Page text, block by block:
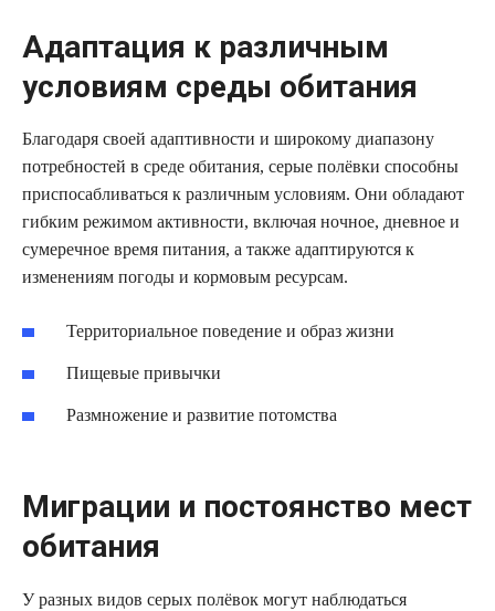
Адаптация к различным
условиям среды обитания
Благодаря своей адаптивности и широкому диапазону
потребностей в среде обитания, серые полёвки способны
приспосабливаться к различным условиям. Они обладают
гибким режимом активности, включая ночное, дневное и
сумеречное время питания, а также адаптируются к
изменениям погоды и кормовым ресурсам.
Территориальное поведение и образ жизни
Пищевые привычки
Размножение и развитие потомства
Миграции и постоянство мест
обитания
У разных видов серых полёвок могут наблюдаться